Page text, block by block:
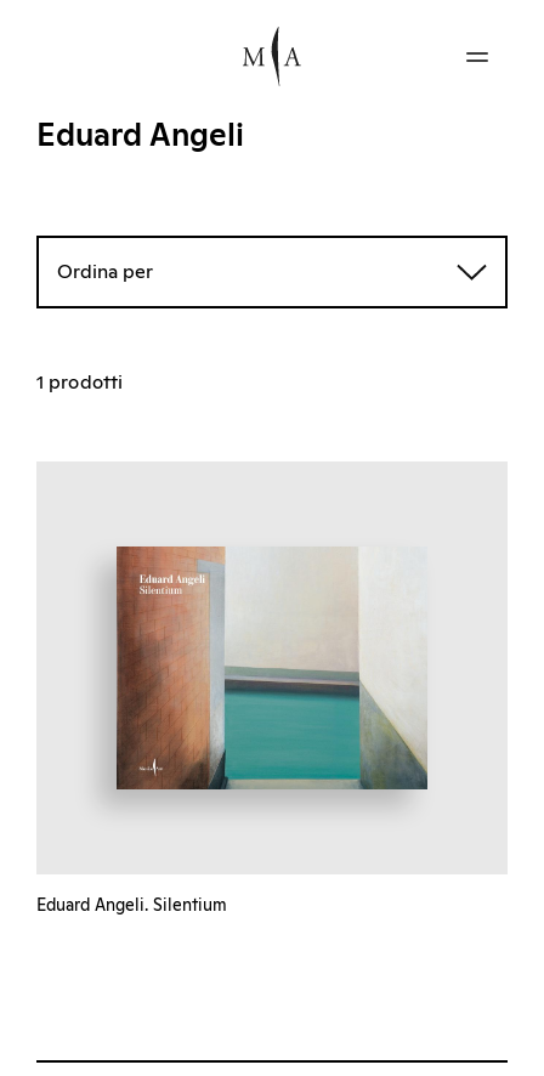
Eduard Angeli
Ordina per
1 prodotti
Eduard Angeli. Silentium